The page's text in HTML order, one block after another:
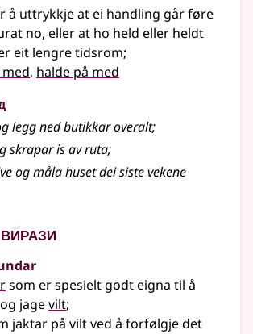
å uttrykkje at ei handling går føre
no, eller at ho held eller heldt
eit lengre tidsrom;
, halde på med
legg ned butikkar overalt;
skrapar is av ruta;
og måla huset dei siste vekene
som er spesielt godt eigna til å
jagevilt;
jaktar på vilt ved å forfølgje det